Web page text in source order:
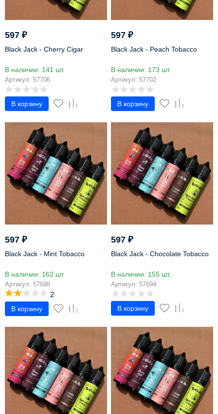
597 ₽
Black Jack - Cherry Cigar
В наличии: 141 шт.
Артикул: 57706
В корзину
597₽
Black Jack - Peach Tobacco
В наличии: 173 шт.
Артикул: 57702
В корзину
597 ₽
Black Jack - Mint Tobacco
В наличии: 162 шт.
Артикул: 57698
2
В корзину
597₽
Black Jack - Chocolate Tobacco
В наличии: 155 шт.
Артикул: 57694
В корзину